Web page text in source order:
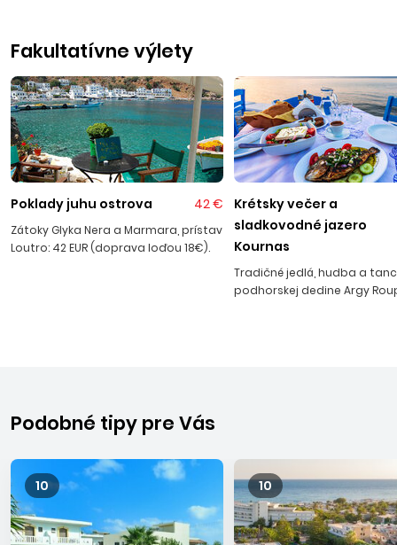
Fakultatívne výlety
Poklady juhu ostrova 42 €
Zátoky Glyka Nera a Marmara, prístav
Loutro: 42 EUR (doprava loďou 18€).
Krétsky večer a
sladkovodné jazero
Kournas
Tradičné jedlá, hudba a
podhorskej dedine Argy
Podobné tipy pre Vás
10 10